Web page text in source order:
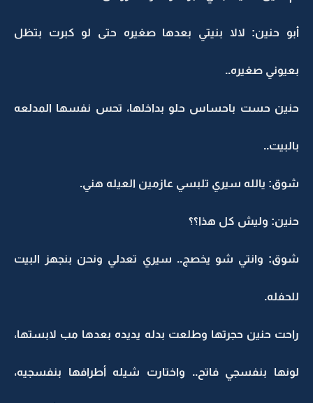
أبو حنين: لالا بنيتي بعدها صغيره حتى لو كبرت بتظل
بعيوني صغيره..
حنين حست باحساس حلو بداخلها، تحس نفسها المدلعه
بالبيت..
شوق: يالله سيري تلبسي عازمين العيله هني.
حنين: وليش كل هذا؟؟
شوق: وانتي شو يخصج.. سيري تعدلي ونحن بنجهز البيت
للحفله.
راحت حنين حجرتها وطلعت بدله يديده بعدها مب لابستها،
لونها بنفسجي فاتح.. واختارت شيله أطرافها بنفسجيه،